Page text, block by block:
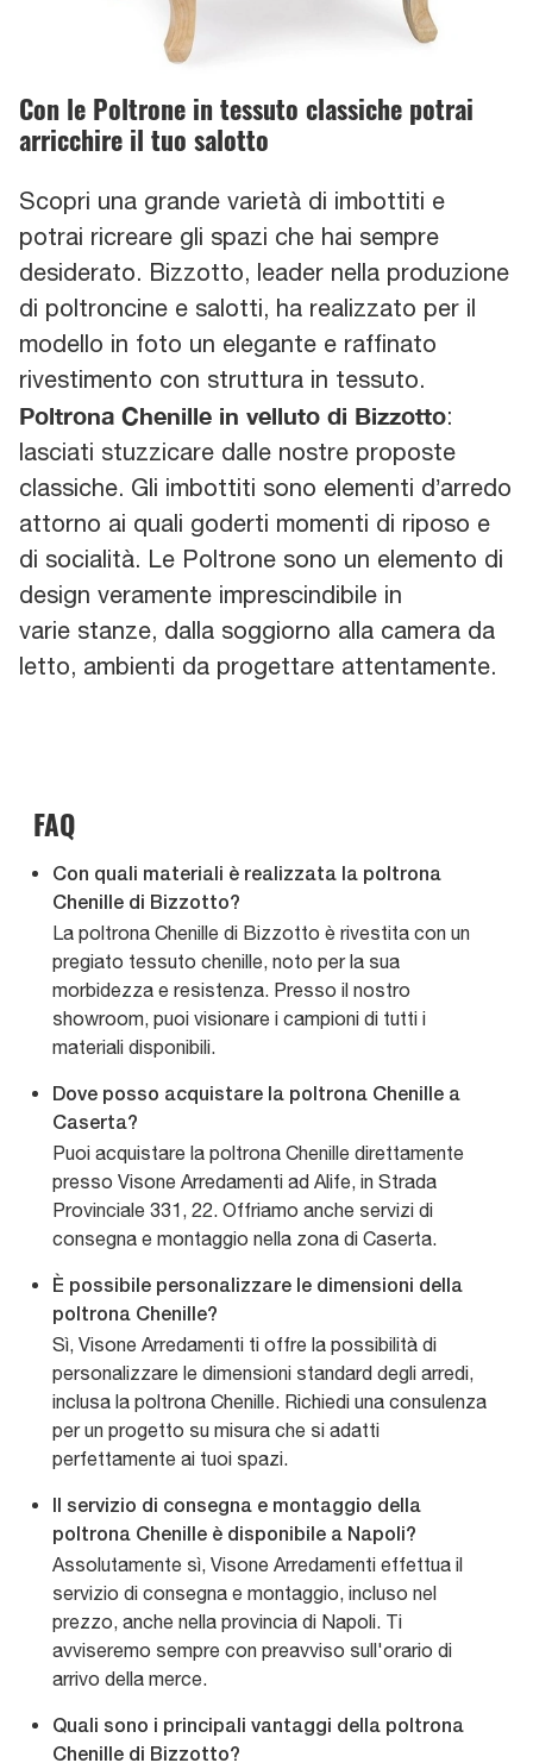
Con le Poltrone in tessuto classiche potrai
arricchire il tuo salotto
Scopri una grande varietà di imbottiti e
potrai ricreare gli spazi che hai sempre
desiderato. Bizzotto, leader nella produzione
di poltroncine e salotti, ha realizzato per il
modello in foto un elegante e raffinato
rivestimento con struttura in tessuto.
Poltrona Chenille in velluto di Bizzotto:
lasciati stuzzicare dalle nostre proposte
classiche. Gli imbottiti sono elementi d’arredo
attorno ai quali goderti momenti di riposo e
di socialità. Le Poltrone sono un elemento di
design veramente imprescindibile in
varie stanze, dalla soggiorno alla camera da
letto, ambienti da progettare attentamente.
FAQ
Con quali materiali è realizzata la poltrona
Chenille di Bizzotto?
La poltrona Chenille di Bizzotto è rivestita con un
pregiato tessuto chenille, noto per la sua
morbidezza e resistenza. Presso il nostro
showroom, puoi visionare i campioni di tutti i
materiali disponibili.
Dove posso acquistare la poltrona Chenille a
Caserta?
Puoi acquistare la poltrona Chenille direttamente
presso Visone Arredamenti ad Alife, in Strada
Provinciale 331, 22. Offriamo anche servizi di
consegna e montaggio nella zona di Caserta.
È possibile personalizzare le dimensioni della
poltrona Chenille?
Sì, Visone Arredamenti ti offre la possibilità di
personalizzare le dimensioni standard degli arredi,
inclusa la poltrona Chenille. Richiedi una consulenza
per un progetto su misura che si adatti
perfettamente ai tuoi spazi.
Il servizio di consegna e montaggio della
poltrona Chenille è disponibile a Napoli?
Assolutamente sì, Visone Arredamenti effettua il
servizio di consegna e montaggio, incluso nel
prezzo, anche nella provincia di Napoli. Ti
avviseremo sempre con preavviso sull'orario di
arrivo della merce.
Quali sono i principali vantaggi della poltrona
Chenille di Bizzotto?